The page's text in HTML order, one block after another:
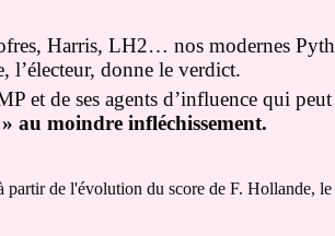
Harris, LH2… nos modernes
l’électeur, donne le verdict.
et de ses agents d’influence qui
au moindre infléchissement.
partir de l'évolution du score de F. Hollande,